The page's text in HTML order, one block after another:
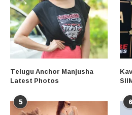
Telugu Anchor Manjusha
Latest Photos
5 6